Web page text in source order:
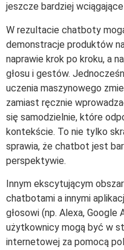
jeszcze bardziej
W rezultacie chatboty
demonstracje produktów
naprawie krok po kroku, a
głosu i gestów.
uczenia maszynowego
zamiast ręcznie
się samodzielnie, które
kontekście. To nie tylko
sprawia, że chatbot jest
perspektywie.
Innym ekscytującym
chatbotami a innymi
głosowi (np. Alexa, Google
użytkownicy mogą być w
internetowej za pomocą